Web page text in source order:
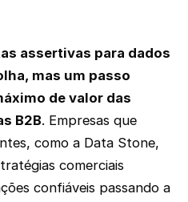
assertivas para dados
mas um passo
de valor das
B2B. Empresas que
como a Data Stone,
comerciais
confiáveis passando a